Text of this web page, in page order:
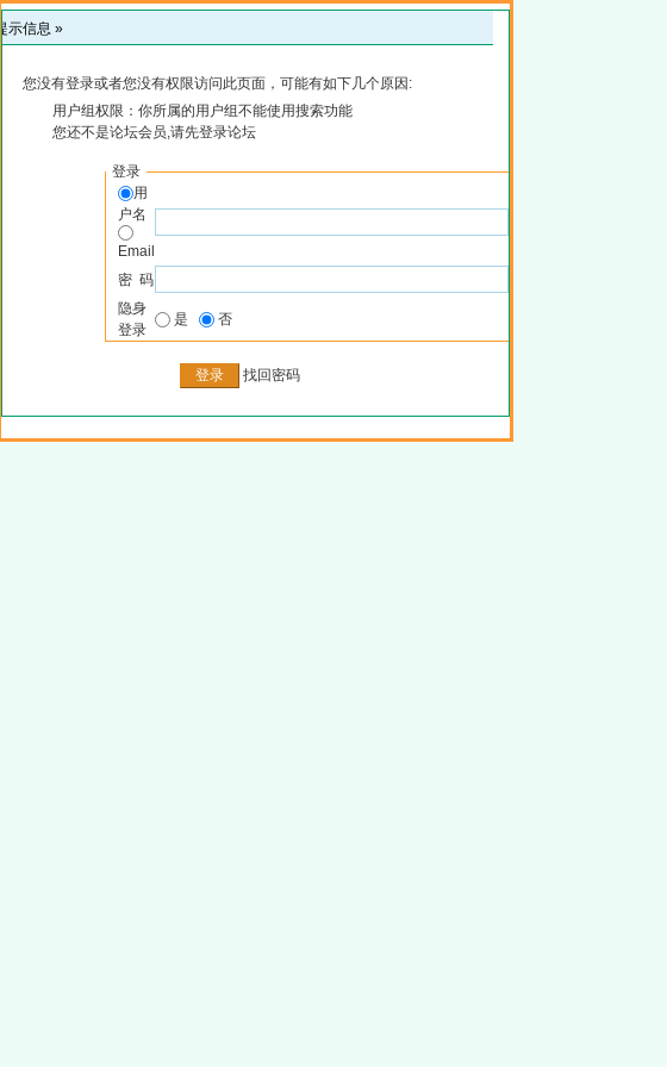
提示信息 »
您没有登录或者您没有权限访问此页面，可能有如下几个原因:
用户组权限：你所属的用户组不能使用搜索功能
您还不是论坛会员,请先登录论坛
登录
用
户名
Email
密 码
隐身
登录
是 否
找回密码